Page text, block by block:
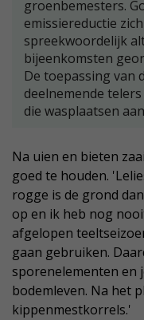
groenbemesters.
emissiereductie
spreekwoordelijk
bijeenkomsten
De toepassing van
deelnemende
die wasplaatsen
Na uien en bieten
goed te houden.
rogge is de grond
op en ik heb nog
afgelopen
gaan gebruiken.
sporenelementen en
bodemleven. Na het
kippenmestkorrels.'